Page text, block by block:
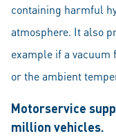
containing harmful
atmosphere. It also
example if a
or the ambient
Motorservice
million vehicles.